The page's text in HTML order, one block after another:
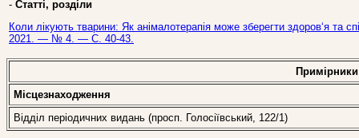
- Статті, розділи
Коли лікують тварини: Як анімалотерапія може зберегти здоров‘я та
2021. — № 4. — С. 40-43.
Примірники
Місцезнаходження
Відділ періодичних видань (просп. Голосіївський, 122/1)